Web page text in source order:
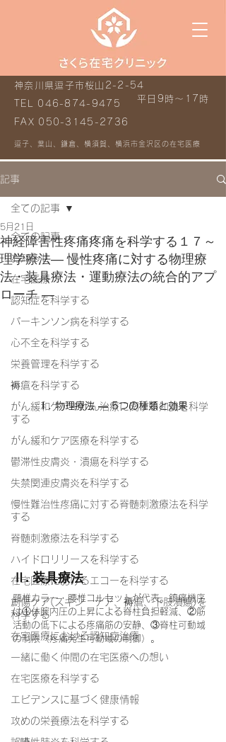
平日9時～17時
神奈川県逗子市桜山2-2-54
TEL 046-874-9475
FAX 050-3145-2736
逗子、葉山、鎌倉、横須賀、横浜市金沢区の在宅医療
記事
全ての記事
お知らせ
在宅医療
認知症を科学する
パーキンソン病を科学する
心不全を科学する
栄養管理を科学する
褥瘡を科学する
がん緩和ケア＋がん治療に関する知識を科学
する
がん緩和ケア医療を科学する
鬱滞性皮膚炎・潰瘍を科学する
失禁関連皮膚炎を科学する
慢性難治性疼痛に対する脊髄刺激療法を科学
する
脊髄刺激療法を科学する
ハイドロリリースを科学する
在宅医療におけるエコーを科学する
創傷ケア(スキン テア、褥瘡、下肢潰瘍)を
科学する
在宅医療における認知症治療
一緒に働く仲間の在宅医療への想い
在宅医療を科学する
エビデンスに基づく健康情報
攻めの栄養療法を科学する
全ての記事
神経障害性疼痛疼痛を科学する１７～
理学療法— 慢性疼痛に対する物理療
法・装具療法・運動療法の統合的アプ
ローチ —
5月21日
Ⅰ. 物理療法 — 5つの種類と効果
Ⅱ. 装具療法
頸椎カラー・腰椎コルセットが代表。鎮痛機序
は①体腔内圧の上昇による脊柱負担軽減、②筋
活動の低下による疼痛筋の安静、③脊柱可動域
の制限（疼痛発生可動域の制御）。
理学療法— 慢性疼痛に対する物理療法・装
具療法・運動療法の統合的アプローチ —
除痛だけが目的ではない。痛みに関係する運動
障害を克服し、高いQOLを維持することを目指